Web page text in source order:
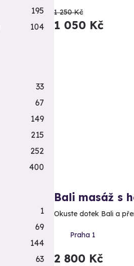
1 250 Kč
1 050 Kč
Bali masáž s
Okuste dotek Bali a
Praha 1
2 800 Kč
195
104
33
67
149
215
252
400
1
69
144
63